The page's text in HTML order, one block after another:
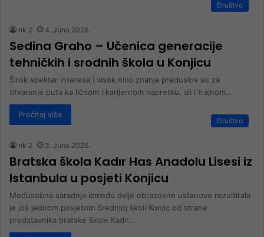
Društvo
nk 2 4. Juna 2026.
Sedina Graho – Učenica generacije
tehničkih i srodnih škola u Konjicu
Širok spektar interesa i visok nivo znanja preduslov su za
otvaranje puta ka ličnom i karijernom napretku, ali i trajnom…
Pročitaj više
Društvo
nk 2 3. Juna 2026.
Bratska škola Kadır Has Anadolu Lisesi iz
Istanbula u posjeti Konjicu
Međusobna saradnja između dvije obrazovne ustanove rezultirala
je još jednom posjetom Srednjoj školi Konjic od strane
predstavnika bratske škole Kadır…